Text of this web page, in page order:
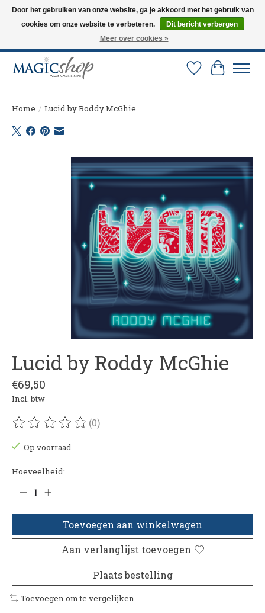
Altijd de nieuwste trucs op voorraad. Snelle verzending via PostNL en DHL.
Langskomen in onze winkel? Bel of mail om een afspraak te maken. 0251-
Verlanglijst
Home / Lucid by Roddy McGhie
Product image slideshow Items
Lucid by Roddy McGhie
€69,50
Incl. btw
De beoordeling van dit product is
(0)
Op voorraad
Hoeveelheid:
Toevoegen aan winkelwagen
Aan verlanglijst toevoegen
Plaats bestelling
Toevoegen om te vergelijken
Door het gebruiken van onze website, ga je akkoord met het gebruik van
cookies om onze website te verbeteren.
Dit bericht verbergen
Meer over cookies »